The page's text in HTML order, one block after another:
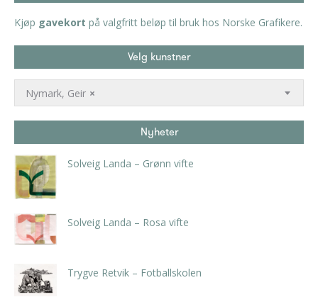
Kjøp gavekort på valgfritt beløp til bruk hos Norske Grafikere.
Velg kunstner
×
Nymark, Geir
Nyheter
Solveig Landa – Grønn vifte
Solveig Landa – Rosa vifte
Trygve Retvik – Fotballskolen